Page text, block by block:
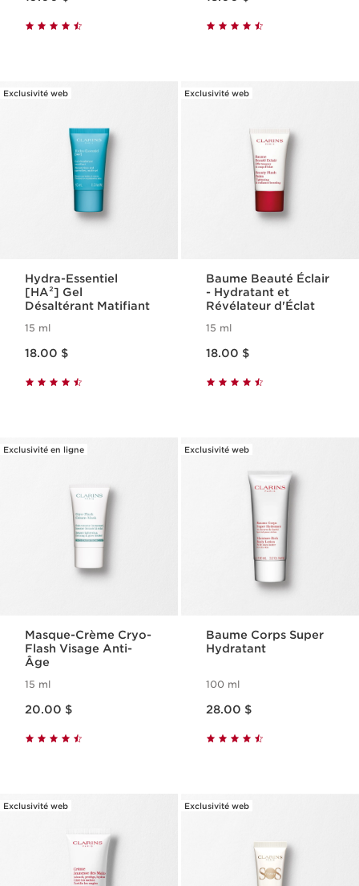
Exclusivité web
Hydra-Essentiel
[HA²] Gel
Désaltérant Matifiant
15 ml
18.00 $
Exclusivité web
Baume Beauté Éclair
- Hydratant et
Révélateur d'Éclat
15 ml
18.00 $
Exclusivité en ligne
Masque-Crème Cryo-
Flash Visage Anti-
Âge
15 ml
20.00 $
Exclusivité web
Baume Corps Super
Hydratant
100 ml
28.00 $
Exclusivité web Exclusivité web